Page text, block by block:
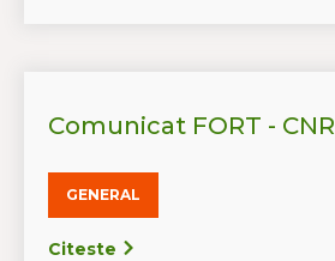
Comunicat FORT - CNR
GENERAL
Citeste